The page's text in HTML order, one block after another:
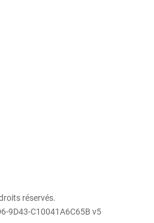
réservés.
9D43-C10041A6C65B v5